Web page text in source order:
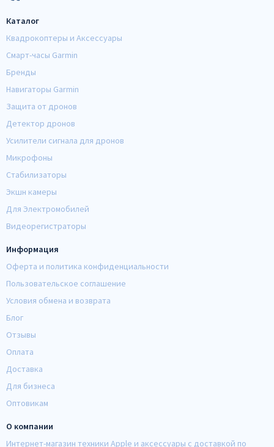
Каталог
Квадрокоптеры и Аксессуары
Смарт-часы Garmin
Бренды
Навигаторы Garmin
Защита от дронов
Детектор дронов
Усилители сигнала для дронов
Микрофоны
Стабилизаторы
Экшн камеры
Для Электромобилей
Видеорегистраторы
Информация
Оферта и политика конфиденциальности
Пользовательское соглашение
Условия обмена и возврата
Блог
Отзывы
Оплата
Доставка
Для бизнеса
Оптовикам
О компании
Интернет-магазин техники Apple и аксессуары с доставкой по